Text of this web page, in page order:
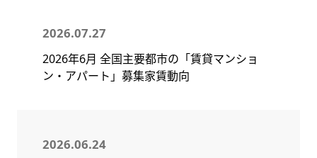
2026.07.27
2026年6月 全国主要都市の「賃貸マンショ
ン・アパート」募集家賃動向
2026.06.24